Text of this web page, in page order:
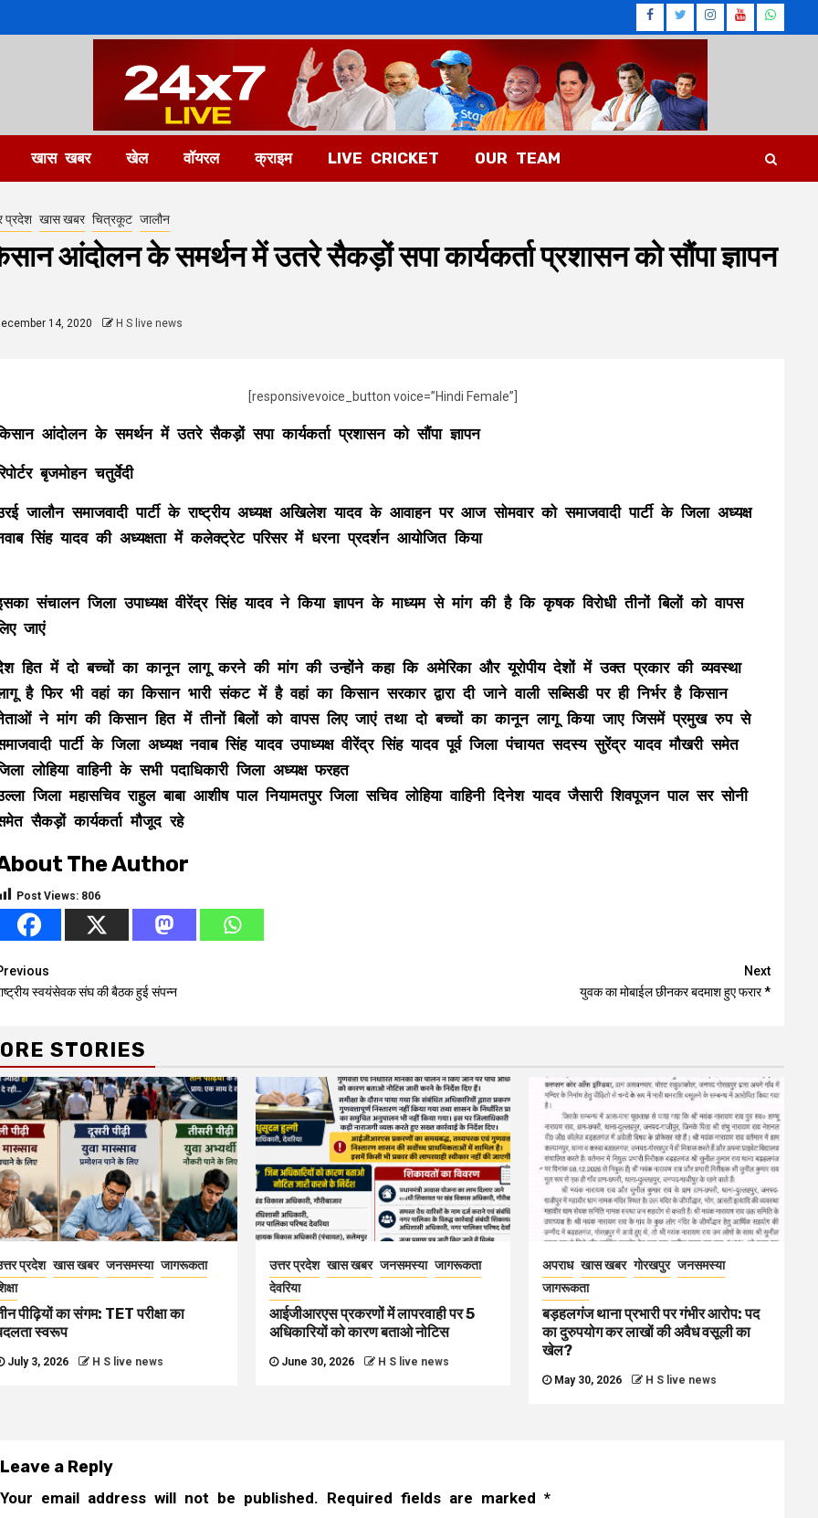
Facebook
Twitter
Instagram
खास खबर खेल वॉयरल क्राइम LIVE CRICKET OUR TEAM
प्रदेश खास खबर चित्रकूट जालौन
आंदोलन के समर्थन में उतरे सैकड़ों सपा कार्यकर्ता प्रशासन को सौंपा ज्ञापन
14, 2020 H S live news
[responsivevoice_button voice=”Hindi Female”]
आंदोलन के समर्थन में उतरे सैकड़ों सपा कार्यकर्ता प्रशासन को सौंपा ज्ञापन
बृजमोहन चतुर्वेदी
जालौन समाजवादी पार्टी के राष्ट्रीय अध्यक्ष अखिलेश यादव के आवाहन पर आज सोमवार को समाजवादी पार्टी के जिला अध्यक्ष
सिंह यादव की अध्यक्षता में कलेक्ट्रेट परिसर में धरना प्रदर्शन आयोजित किया
संचालन जिला उपाध्यक्ष वीरेंद्र सिंह यादव ने किया ज्ञापन के माध्यम से मांग की है कि कृषक विरोधी तीनों बिलों को वापस
जाएं
हित में दो बच्चों का कानून लागू करने की मांग की उन्होंने कहा कि अमेरिका और यूरोपीय देशों में उक्त प्रकार की व्यवस्था
है फिर भी वहां का किसान भारी संकट में है वहां का किसान सरकार द्वारा दी जाने वाली सब्सिडी पर ही निर्भर है किसान
ने मांग की किसान हित में तीनों बिलों को वापस लिए जाएं तथा दो बच्चों का कानून लागू किया जाए जिसमें प्रमुख रुप से
पार्टी के जिला अध्यक्ष नवाब सिंह यादव उपाध्यक्ष वीरेंद्र सिंह यादव पूर्व जिला पंचायत सदस्य सुरेंद्र यादव मौखरी समेत
लोहिया वाहिनी के सभी पदाधिकारी जिला अध्यक्ष फरहत
जिला महासचिव राहुल बाबा आशीष पाल नियामतपुर जिला सचिव लोहिया वाहिनी दिनेश यादव जैसारी शिवपूजन पाल सर सोनी
सैकड़ों कार्यकर्ता मौजूद रहे
The Author
Post Views: 806
स्वयंसेवक संघ की बैठक हुई संपन्न
Next
युवक का मोबाईल छीनकर बदमाश हुए फरार *
STORIES
प्रदेश खास खबर जनसमस्या जागरूकता
पीढ़ियों का संगम: TET परीक्षा का
स्वरूप
July 3, 2026 H S live news
उत्तर प्रदेश खास खबर जनसमस्या जागरूकता
देवरिया
आईजीआरएस प्रकरणों में लापरवाही पर 5
अधिकारियों को कारण बताओ नोटिस
June 30, 2026 H S live news
अपराध खास खबर गोरखपुर जनसमस्या
जागरूकता
बड़हलगंज थाना प्रभारी पर गंभीर आरोप: पद
का दुरुपयोग कर लाखों की अवैध वसूली का
खेल?
May 30, 2026 H S live news
Leave a Reply
Your email address will not be published. Required fields are marked *